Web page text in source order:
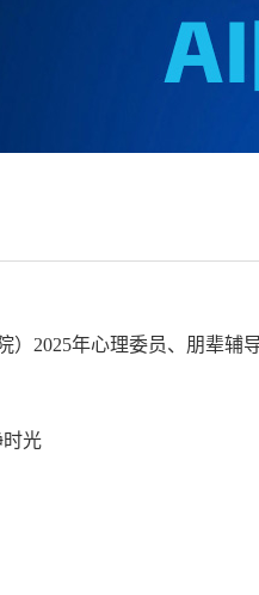
）2025年心理委员、朋辈辅
光